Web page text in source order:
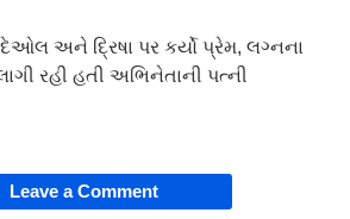
અને દ્રિષા પર કર્યો પ્રેમ, લગ્નના
રહી હતી અભિનેતાની પત્ની
Leave a Comment